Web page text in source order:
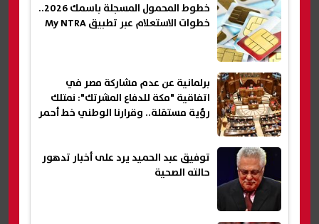
خطوط المحمول المسجلة باسمك 2026..
خطوات الاستعلام عبر تطبيق My NTRA
برلمانية عن عدم مشاركة مصر في
اتفاقية "مكة للدفاع المشرتك": نمتلك
رؤية مستقلة.. وقرارنا الوطني خط أحمر
توفيق عبد الحميد يرد على أخبار تدهور
حالته الصحية